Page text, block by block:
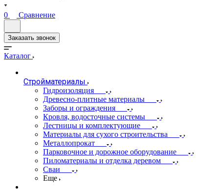
0 Сравнение
Заказать звонок
Каталог
Стройматериалы
Гидроизоляция
Древесно-плитные материалы
Заборы и ограждения
Кровля, водосточные системы
Лестницы и комплектующие
Материалы для сухого строительства
Металлопрокат
Парковочное и дорожное оборудование
Пиломатериалы и отделка деревом
Сваи
Еще